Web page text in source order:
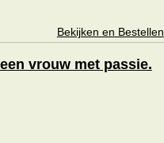
Bekijken en Bestellen
vrouw met passie.